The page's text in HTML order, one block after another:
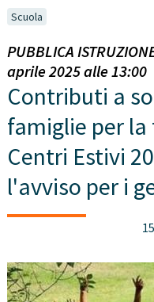
Scuola
PUBBLICA
aprile 2025 alle 13:00
Contributi a
famiglie per la
Centri Estivi
l'avviso per i